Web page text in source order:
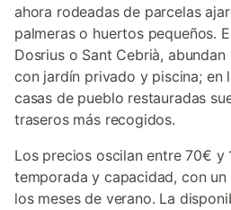
ahora rodeadas de parcelas
palmeras o huertos pequeños.
Dosrius o Sant Cebrià,
con jardín privado y piscina; en
casas de pueblo restauradas
traseros más recogidos.
Los precios oscilan entre 70€ y
temporada y capacidad, con
los meses de verano. La